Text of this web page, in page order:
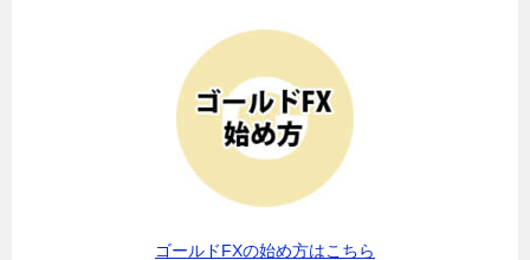
ゴールドFXの始め方はこちら